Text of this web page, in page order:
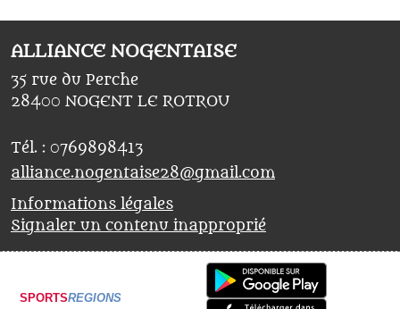
ALLIANCE NOGENTAISE
35 rue du Perche
28400 NOGENT LE ROTROU
Tél. : 0769898413
alliance.nogentaise28@gmail.com
Informations légales
Signaler un contenu inapproprié
SPORTSREGIONS